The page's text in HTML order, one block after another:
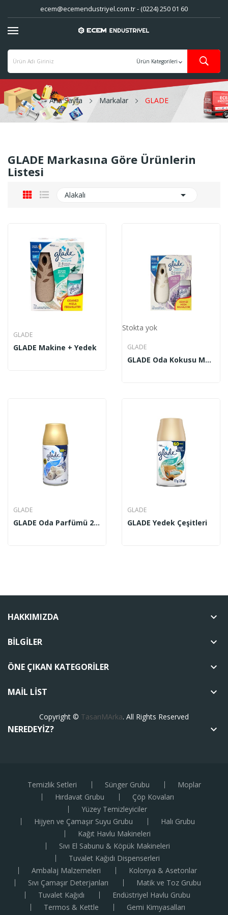
ecem@ecemendustriyel.com.tr - (0224) 250 01 60
Ana Sayfa Markalar GLADE
GLADE Markasına Göre Ürünlerin
Listesi
Alakalı 
GLADE
GLADE Makine + Yedek
Stokta yok
GLADE
GLADE Oda Kokusu Makine + Yedek
GLADE
GLADE Oda Parfümü 269 Ml Yedek
GLADE
GLADE Yedek Çeşitleri
HAKKIMIZDA keyboard_arrow_down
BILGILER keyboard_arrow_down
ÖNE ÇIKAN KATEGORILER keyboard_arrow_down
MAIL LIST keyboard_arrow_down
Copyright © TasarıMArka. All Rights Reserved
NEREDEYIZ? keyboard_arrow_down
Temizlik Setleri Sünger Grubu
Moplar
Hırdavat Grubu
Çöp Kovaları
Yüzey Temizleyiciler
Hijyen ve Çamaşır Suyu Grubu
Halı Grubu
Kağıt Havlu Makineleri
Sıvı El Sabunu & Köpük Makineleri
Tuvalet Kağıdı Dispenserleri
Ambalaj Malzemeleri
Kolonya & Asetonlar
Sıvı Çamaşır Deterjanları
Matik ve Toz Grubu
Tuvalet Kağıdı
Endüstriyel Havlu Grubu
Termos & Kettle
Gemi Kimyasalları